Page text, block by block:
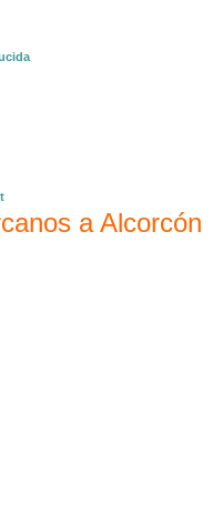
a Alcorcón